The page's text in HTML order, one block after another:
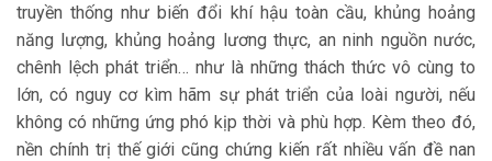
truyền thống như biến đổi khí hậu toàn cầu, khủng hoảng
năng lượng, khủng hoảng lương thực, an ninh nguồn nước,
chênh lệch phát triển… như là những thách thức vô cùng to
lớn, có nguy cơ kìm hãm sự phát triển của loài người, nếu
không có những ứng phó kịp thời và phù hợp. Kèm theo đó,
nền chính trị thế giới cũng chứng kiến rất nhiều vấn đề nan